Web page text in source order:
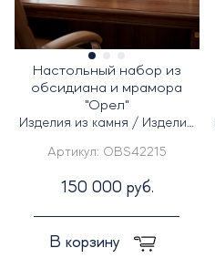
Настольный набор из
обсидиана и мрамора
"Орел"
Изделия из камня / Изделия
Артикул: OBS42215
150 000 руб.
В корзину